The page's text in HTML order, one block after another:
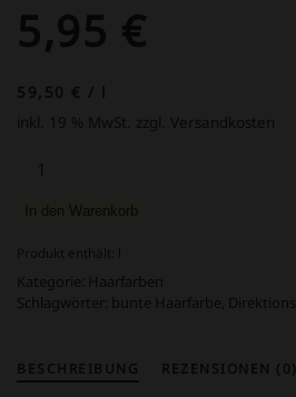
5,95 €
59,50 € /
inkl. 19 % MwSt.
zzgl. Versandkosten
Haartönung
ml
Menge
In den Warenkorb
Produkt enthält: l
Kategorie:
Haarfarben
Schlagwörter: bunte Haarfarbe Direktions
BESCHREIBUNG REZENSIONEN (0)